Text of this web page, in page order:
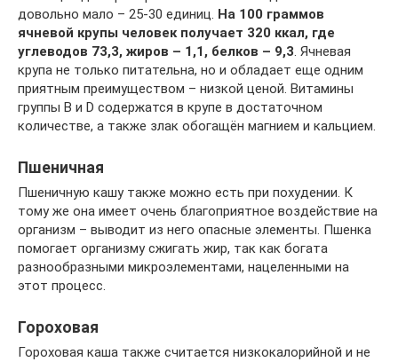
довольно мало – 25-30 единиц. На 100 граммов
ячневой крупы человек получает 320 ккал, где
углеводов 73,3, жиров – 1,1, белков – 9,3. Ячневая
крупа не только питательна, но и обладает еще одним
приятным преимуществом – низкой ценой. Витамины
группы B и D содержатся в крупе в достаточном
количестве, а также злак обогащён магнием и кальцием.
Пшеничная
Пшеничную кашу также можно есть при похудении. К
тому же она имеет очень благоприятное воздействие на
организм – выводит из него опасные элементы. Пшенка
помогает организму сжигать жир, так как богата
разнообразными микроэлементами, нацеленными на
этот процесс.
Гороховая
Гороховая каша также считается низкокалорийной и не